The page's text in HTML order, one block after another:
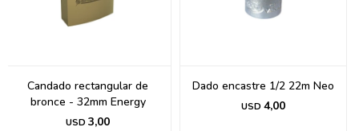
Candado rectangular de
bronce - 32mm Energy
USD 3,00
Dado encastre 1/2 22m Neo
USD 4,00